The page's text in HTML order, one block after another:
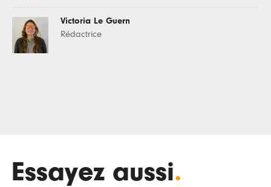
Victoria Le Guern
Rédactrice
Essayez aussi.